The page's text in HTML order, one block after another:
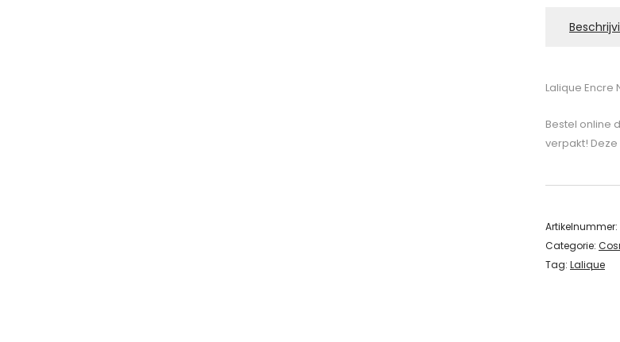
Lalique Encre
Bestel online
verpakt! Deze
Artikelnummer:
Categorie:
Tag: Lalique